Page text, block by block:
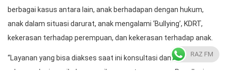
berbagai kasus antara lain, anak berhadapan dengan hukum,
anak dalam situasi darurat, anak mengalami ‘Bullying’, KDRT,
kekerasan terhadap perempuan, dan kekerasan terhadap anak.
“Layanan yang bisa diakses saat ini konsultasi dan curhat,
rekomendasi pernikahan masih sementara proses. Para Ibu juga
RAZ FM